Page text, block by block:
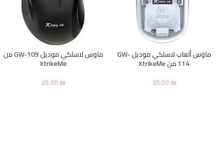
ماوس ألعاب لاسلكي موديل GW-
114 من XtrikeMe
35.00₪
ماوس لاسلكي موديل GW-109 من
XtrikeMe
35.00₪